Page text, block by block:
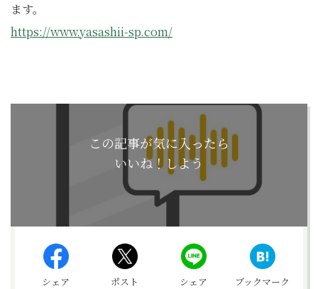
ます。
https://www.yasashii-sp.com/
この記事が気に入ったら
いいね！しよう
シェア ポスト シェア ブックマーク